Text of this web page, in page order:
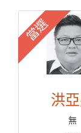
當選
洪
無